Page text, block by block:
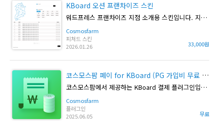
KBoard 오션 프랜차이즈 스킨
워드프레스 프랜차이즈 지점 소개용 스킨입니다. 지도위에 지점을 표시 해줍니다.
Cosmosfarm
피처드 스킨
2026.01.26
33,000원
코스모스팜 페이 for KBoard (PG 가입비 무료 이벤트)
코스모스팜에서 제공하는 KBoard 결제 플러그인입니다.
Cosmosfarm
플러그인
2025.06.05
무료